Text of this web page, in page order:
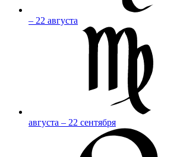
– 22 августа
августа – 22 сентября